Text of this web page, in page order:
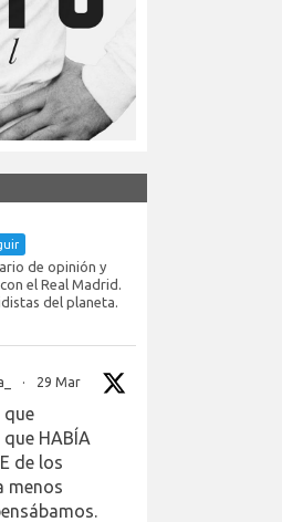
de opinión y
el Real Madrid.
del planeta.
· 29 Mar
que
HABÍA
de los
menos